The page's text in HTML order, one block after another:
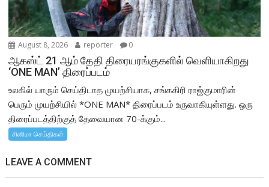
August 8, 2026 reporter 0
ஆகஸ்ட் 21 ஆம் தேதி திரையரங்குகளில் வெளியாகிறது
‘ONE MAN’ திரைப்படம்
உலகில் யாரும் செய்திடாத முயற்சியாக, சங்ககிரி ராஜ்குமாரின்
பெரும் முயற்சியில் *ONE MAN* திரைப்படம் உருவாகியுள்ளது. ஒரு
திரைப்படத்திற்குத் தேவையான 70-க்கும்...
சினிமா செய்திகள்
LEAVE A COMMENT